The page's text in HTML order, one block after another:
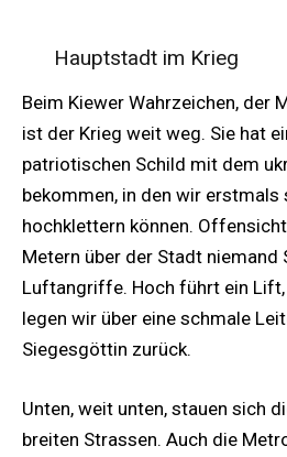
Hauptstadt im Krieg
Beim Kiewer Wahrzeichen, der
ist der Krieg weit weg. Sie hat
patriotischen Schild mit dem
bekommen, in den wir
hochklettern können.
Metern über der Stadt niemand
Luftangriffe. Hoch führt ein
legen wir über eine schmale
Siegesgöttin zurück.
Unten, weit unten, stauen sich
breiten Strassen. Auch die